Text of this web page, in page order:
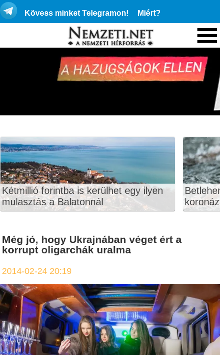
Kövess minket Telegramon! Miért?
Kétmillió forintba is kerülhet egy ilyen
mulasztás a Balatonnál
Még jó, hogy Ukrajnában véget ért a
korrupt oligarchák uralma
2014-02-24 20:19